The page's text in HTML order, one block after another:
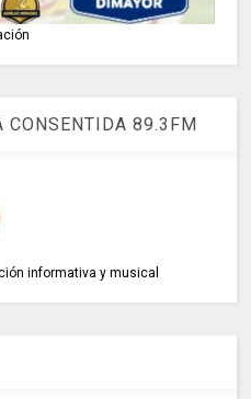
CONSENTIDA 89.3FM
informativa y musical